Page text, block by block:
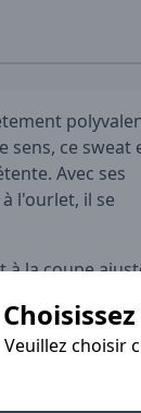
Veuillez choisir
sens, ce sweat
Avec ses
l'ourlet, il se
à la coupe
au chaud tout
une
zip et le
contre le
ce sweat